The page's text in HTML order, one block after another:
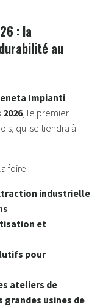
: la
au
Impianti
, le premier
qui se tiendra à
foire :
industrielle
et
pour
ateliers de
grandes usines de